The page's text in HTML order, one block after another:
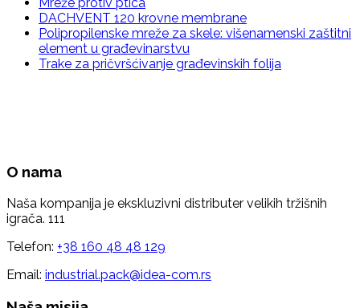
DACHVENT 120 krovne membrane
Polipropilenske mreže za skele: višenamenski zaštitni
element u građevinarstvu
Trake za pričvršćivanje građevinskih folija
O nama
Naša kompanija je ekskluzivni distributer velikih tržišnih
igrača. 111
Telefon: +38 160 48 48 129
Email: industrial.pack@idea-com.rs